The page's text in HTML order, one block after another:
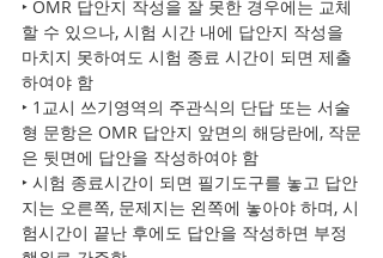
‣ OMR 답안지 작성을 잘 못한 경우에는 교체
할 수 있으나, 시험 시간 내에 답안지 작성을
마치지 못하여도 시험 종료 시간이 되면 제출
하여야 함
‣ 1교시 쓰기영역의 주관식의 단답 또는 서술
형 문항은 OMR 답안지 앞면의 해당란에, 작문
은 뒷면에 답안을 작성하여야 함
‣ 시험 종료시간이 되면 필기도구를 놓고 답안
지는 오른쪽, 문제지는 왼쪽에 놓아야 하며, 시
험시간이 끝난 후에도 답안을 작성하면 부정